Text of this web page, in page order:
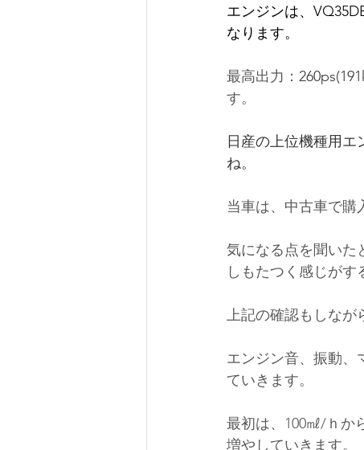
エンジンは、
なります。
最高出力：
す。
日産の上位機種用
ね。
当車は、中古車で購
気になる点を聞いた
しもたつく感じがす
上記の確認もしなが
エンジン音、振動、
ていきます。
最初は、100㎖/ｈか
増やしていきます。